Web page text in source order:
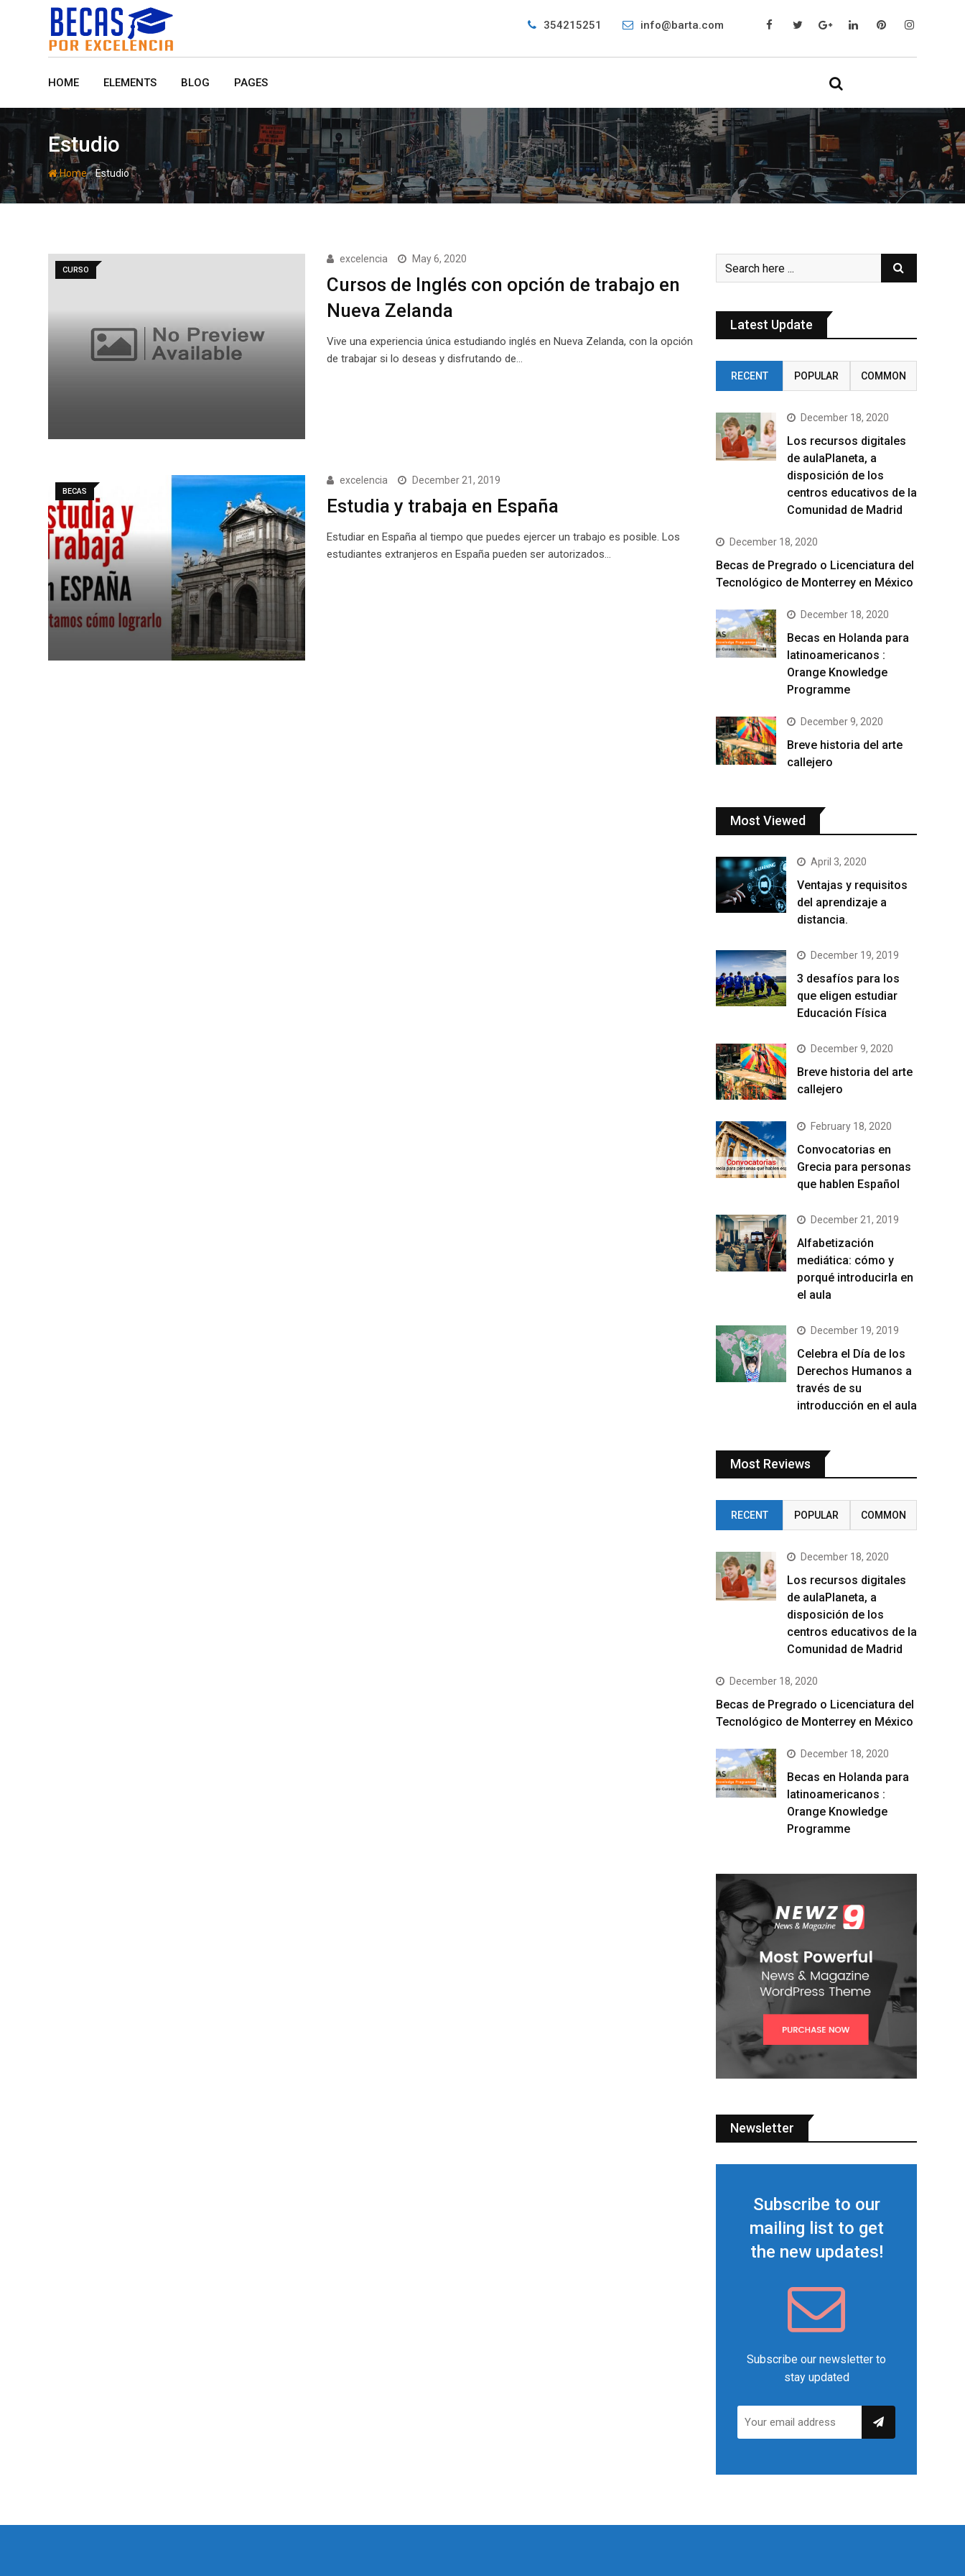
354215251 info@barta.com
HOME ELEMENTS BLOG PAGES
Estudio
Home-Estudio
CURSO
excelencia May 6, 2020
Cursos de Inglés con opción de trabajo en
Nueva Zelanda
Vive una experiencia única estudiando inglés en Nueva Zelanda, con la opción
de trabajar si lo deseas y disfrutando de…
BECAS
excelencia December 21, 2019
Estudia y trabaja en España
Estudiar en España al tiempo que puedes ejercer un trabajo es posible. Los
estudiantes extranjeros en España pueden ser autorizados…
Latest Update
RECENT POPULAR COMMON
December 18, 2020
Los recursos digitales
de aulaPlaneta, a
disposición de los
centros educativos de la
Comunidad de Madrid
December 18, 2020
Becas de Pregrado o Licenciatura del
Tecnológico de Monterrey en México
December 18, 2020
Becas en Holanda para
latinoamericanos :
Orange Knowledge
Programme
December 9, 2020
Breve historia del arte
callejero
Most Viewed
April 3, 2020
Ventajas y requisitos
del aprendizaje a
distancia.
December 19, 2019
3 desafíos para los
que eligen estudiar
Educación Física
December 9, 2020
Breve historia del arte
callejero
February 18, 2020
Convocatorias en
Grecia para personas
que hablen Español
December 21, 2019
Alfabetización
mediática: cómo y
porqué introducirla en
el aula
December 19, 2019
Celebra el Día de los
Derechos Humanos a
través de su
introducción en el aula
Most Reviews
RECENT POPULAR COMMON
December 18, 2020
Los recursos digitales
de aulaPlaneta, a
disposición de los
centros educativos de la
Comunidad de Madrid
December 18, 2020
Becas de Pregrado o Licenciatura del
Tecnológico de Monterrey en México
December 18, 2020
Becas en Holanda para
latinoamericanos :
Orange Knowledge
Programme
Newsletter
Subscribe to our
mailing list to get
the new updates!
Subscribe our newsletter to
stay updated